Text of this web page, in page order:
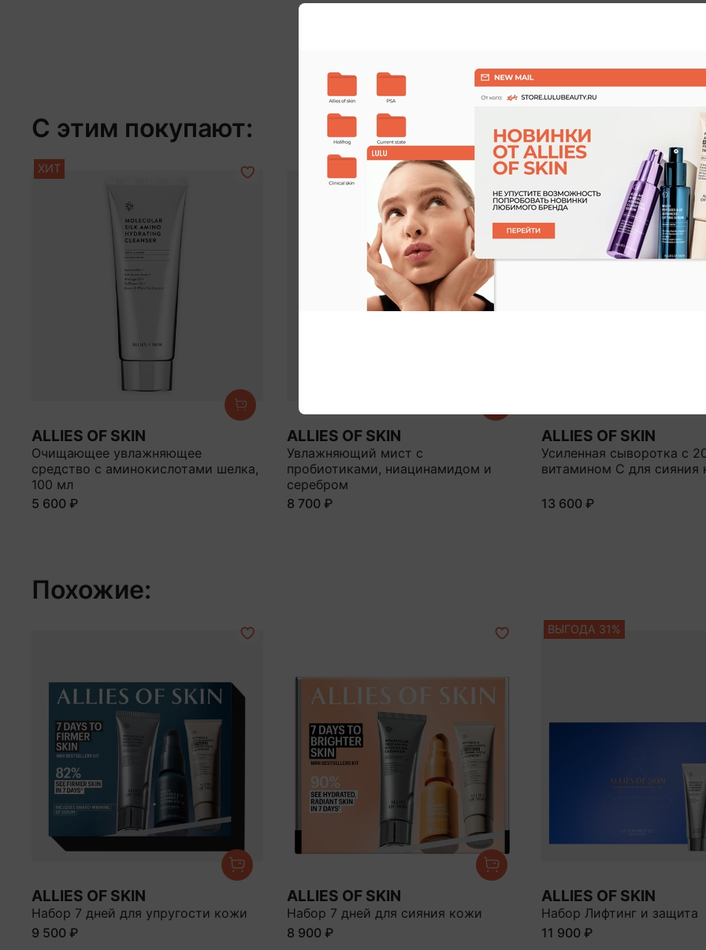
С этим покупают:
ХИТ
ALLIES OF SKIN
Очищающее увлажняющее
средство с аминокислотами шелка,
100 мл
5 600 ₽
ALLIES OF SKIN
Увлажняющий мист с
пробиотиками, ниацинамидом и
серебром
8 700 ₽
Новинка
ALLIES OF SKIN
Усиленная сыворотка с
витамином С для сияния
13 600 ₽
Похожие:
ALLIES OF SKIN
Набор 7 дней для упругости кожи
9 500 ₽
ALLIES OF SKIN
Набор 7 дней для сияния кожи
8 900 ₽
ВЫГОДА 31%
ALLIES OF SKIN
Набор Лифтинг и защита
11 900 ₽